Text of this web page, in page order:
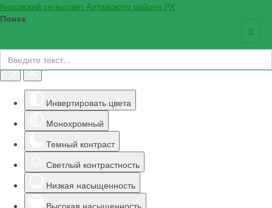
Инструменты доступности
Инвертировать цвета
Монохромный
Темный контраст
Светлый контрастность
Низкая насыщенность
Высокая насыщенность
Кировский сельсовет Алтайского района РХ
Поиск